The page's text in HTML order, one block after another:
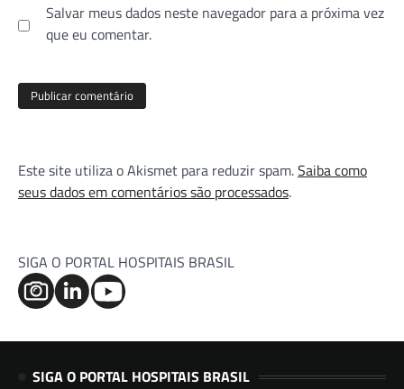
Salvar meus dados neste navegador para a próxima vez
que eu comentar.
Este site utiliza o Akismet para reduzir spam.Saiba como
seus dados em comentários são processados.
SIGA O PORTAL HOSPITAIS BRASIL
SIGA O PORTAL HOSPITAIS BRASIL